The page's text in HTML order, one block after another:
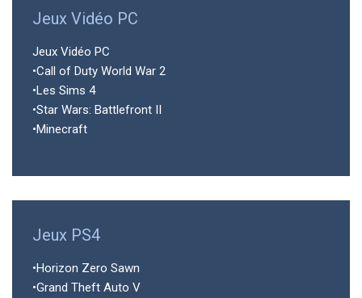
Jeux Vidéo PC
Jeux Vidéo PC
•Call of Duty World War 2
•Les Sims 4
•Star Wars: Battlefront II
•Minecraft
Jeux PS4
•Horizon Zero Sawn
•Grand Theft Auto V